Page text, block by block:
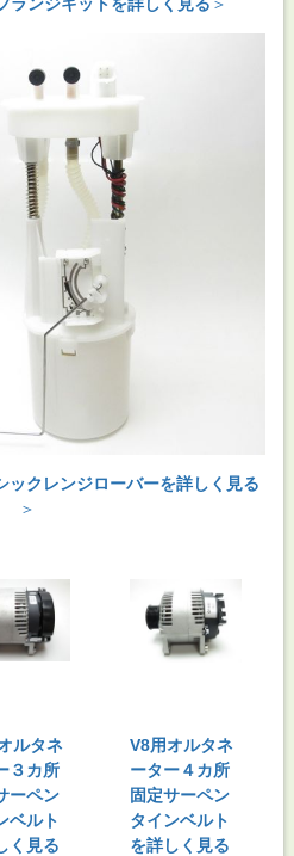
ックレンジローバーを詳しく見る
＞
ルタネ
３カ所
ーペン
ベルト
く見る
V8用オルタネ
ーター４カ所
固定サーペン
タインベルト
を詳しく見る